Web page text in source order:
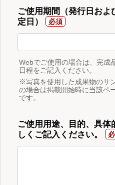
ご使用期間（発行日お
定日）
Webでご使用の場合は、完成
日程をご記入ください。
※写真を使用した成果物のサ
の場合は掲載開始時に当該ペ
です。
ご使用用途、目的、具
しくご記入ください。